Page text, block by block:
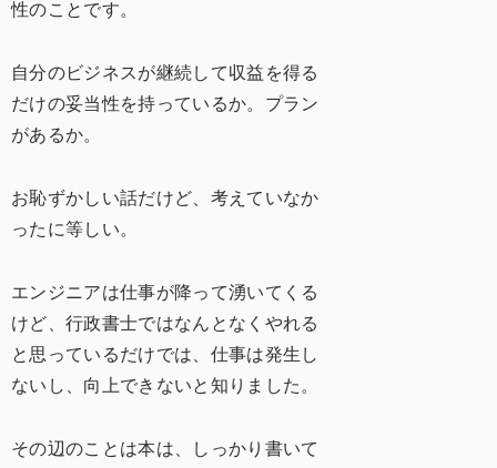
性のことです。
自分のビジネスが継続して収益を得る
だけの妥当性を持っているか。プラン
があるか。
お恥ずかしい話だけど、考えていなか
ったに等しい。
エンジニアは仕事が降って湧いてくる
けど、行政書士ではなんとなくやれる
と思っているだけでは、仕事は発生し
ないし、向上できないと知りました。
その辺のことは本は、しっかり書いて